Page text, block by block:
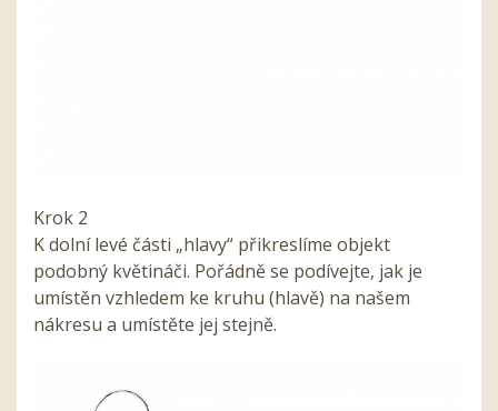
Krok 2
K dolní levé části „hlavy“ přikreslíme objekt
podobný květináči. Pořádně se podívejte, jak je
umístěn vzhledem ke kruhu (hlavě) na našem
nákresu a umístěte jej stejně.